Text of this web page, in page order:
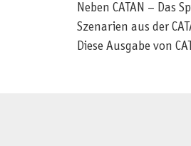
Neben CATAN – Das
Szenarien aus der
Diese Ausgabe von